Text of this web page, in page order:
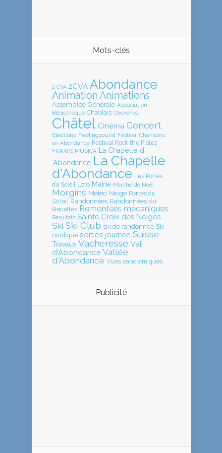
Mots-clés
2 CVA 2CVA Abondance
Animation Animations
Assemblée Générale Association
Bibliothèque Chablais Chevenoz
Châtel Cinéma Concert
Elections Feelingsound Festival Chansons
en Abondance Festival Rock the Pistes
FRAXIIS MUSICA
La Chapelle d
'Abondance La Chapelle
d'Abondance Les Portes
du Soleil
Loto Mairie Marché de Noël
Morgins Météo Neige Portes du
Soleil
Randonnées Randonnées ski
Recettes Remontées mécaniques
Résultats Sainte Croix des Neiges
Ski Ski Club ski de randonnée Ski
nordique sorties journée Suisse
Travaux Vacheresse Val
d'Abondance Vallée
d'Abondance Vues panoramiques
Publicité